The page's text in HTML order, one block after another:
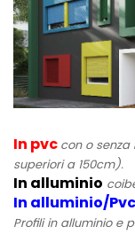
In pvccon o senza
superiori a 150cm).
In alluminio
In alluminio/Pvc
Profili in alluminio e